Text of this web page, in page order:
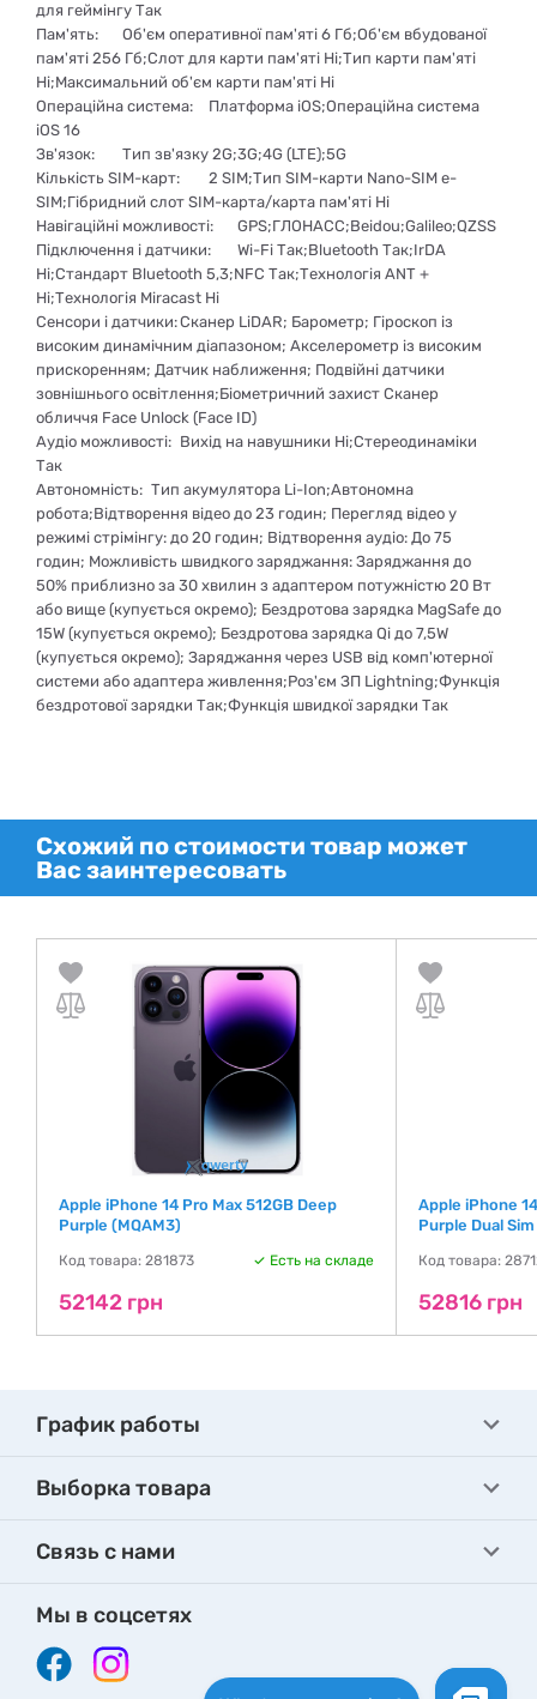
для геймінгу Так
Пам'ять:
Об'єм оперативної пам'яті 6 Гб;Об'єм вбудованої
пам'яті 256 Гб;Слот для карти пам'яті Ні;Тип карти пам'яті
Ні;Максимальний об'єм карти пам'яті Ні
Операційна система:
Платформа iOS;Операційна система
iOS 16
Зв'язок:
Тип зв'язку 2G;3G;4G (LTE);5G
Кількість SIM-карт:
2 SIM;Тип SIM-карти Nano-SIM e-
SIM;Гібридний слот SIM-карта/карта пам'яті Ні
Навігаційні можливості:
GPS;ГЛОНАСС;Beidou;Galileo;QZSS
Підключення і датчики:
Wi-Fi Так;Bluetooth Так;IrDA
Ні;Стандарт Bluetooth 5,3;NFC Так;Технологія ANT +
Ні;Технологія Miracast Ні
Сенсори і датчики:Сканер LiDAR; Барометр; Гіроскоп із
високим динамічним діапазоном; Акселерометр із високим
прискоренням; Датчик наближення; Подвійні датчики
зовнішнього освітлення;Біометричний захист Сканер
обличчя Face Unlock (Face ID)
Аудіо можливості: Вихід на навушники Ні;Стереодинаміки
Так
Aвтономність: Тип акумулятора Li-Ion;Автономна
робота;Відтворення відео до 23 годин; Перегляд відео у
режимі стрімінгу: до 20 годин; Відтворення аудіо: До 75
годин; Можливість швидкого заряджання: Заряджання до
50% приблизно за 30 хвилин з адаптером потужністю 20 Вт
або вище (купується окремо); Бездротова зарядка MagSafe до
15W (купується окремо); Бездротова зарядка Qi до 7,5W
(купується окремо); Заряджання через USB від комп'ютерної
системи або адаптера живлення;Роз'єм ЗП Lightning;Функція
бездротової зарядки Так;Функція швидкої зарядки Так
Схожий по стоимости товар может
Вас заинтересовать
Apple iPhone 14 Pro Max 512GB Deep
Purple (MQAM3)
Код товара: 281873 Есть на складе
52142 грн
Apple iPhone
Purple Dual
Код товара:
52816 грн
График работы
Выборка товара
Связь с нами
Мы в соцсетях